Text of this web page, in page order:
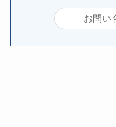
お問い